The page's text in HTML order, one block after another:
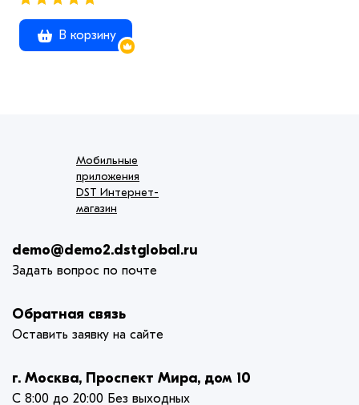
В корзину
Мобильные
приложения
DST Интернет-
магазин
demo@demo2.dstglobal.ru
Задать вопрос по почте
Обратная связь
Оставить заявку на сайте
г. Москва, Проспект Мира, дом 10
С 8:00 до 20:00 Без выходных